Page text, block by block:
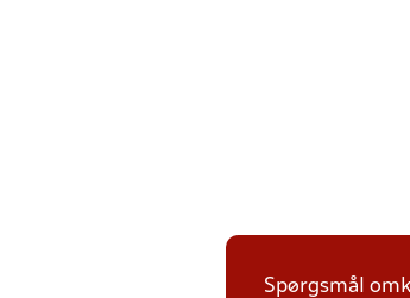
Spørgsmål